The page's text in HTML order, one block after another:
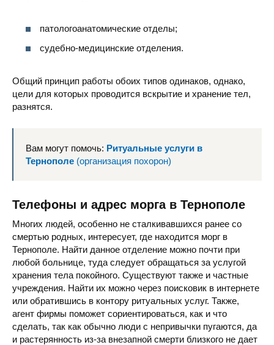
патологоанатомические отделы;
судебно-медицинские отделения.
Общий принцип работы обоих типов одинаков, однако,
цели для которых проводится вскрытие и хранение тел,
разнятся.
Вам могут помочь: Ритуальные услуги в
Тернополе (организация похорон)
Телефоны и адрес морга в Тернополе
Многих людей, особенно не сталкивавшихся ранее со
смертью родных, интересует, где находится морг в
Тернополе. Найти данное отделение можно почти при
любой больнице, туда следует обращаться за услугой
хранения тела покойного. Существуют также и частные
учреждения. Найти их можно через поисковик в интернете
или обратившись в контору ритуальных услуг. Также,
агент фирмы поможет сориентироваться, как и что
сделать, так как обычно люди с непривычки пугаются, да
и растерянность из-за внезапной смерти близкого не дает